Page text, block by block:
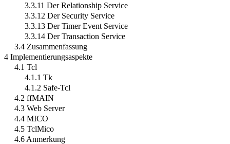
3.3.11 Der Relationship Service
3.3.12 Der Security Service
3.3.13 Der Timer Event Service
3.3.14 Der Transaction Service
3.4 Zusammenfassung
4 Implementierungsaspekte
4.1 Tcl
4.1.1 Tk
4.1.2 Safe-Tcl
4.2 ffMAIN
4.3 Web Server
4.4 MICO
4.5 TclMico
4.6 Anmerkung